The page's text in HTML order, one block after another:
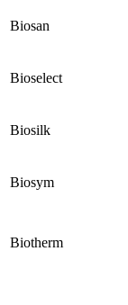
Biosan
Bioselect
Biosilk
Biosym
Biotherm